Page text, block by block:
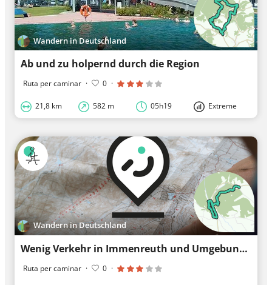
Wandern in Deutschland
Ab und zu holpernd durch die Region
Ruta per caminar · 0 ·
21,8 km 582 m 05h19 Extreme
Wandern in Deutschland
Wenig Verkehr in Immenreuth und Umgebung
Ruta per caminar · 0 ·